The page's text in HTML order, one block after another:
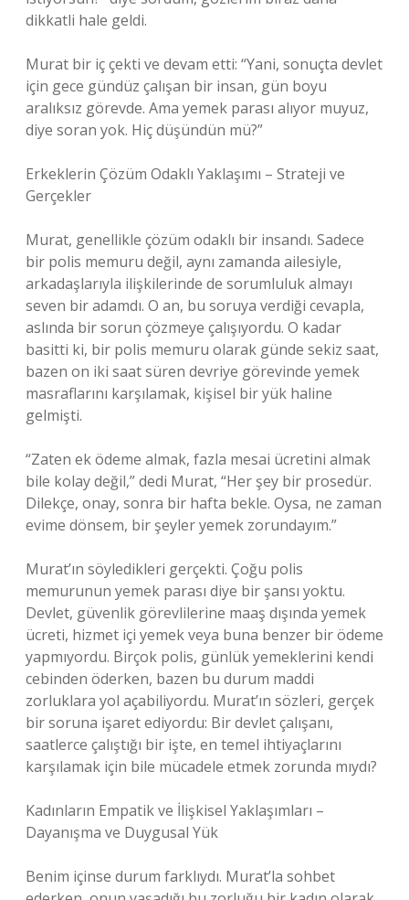
dikkatli hale geldi.
Murat bir iç çekti ve devam etti: “Yani, sonuçta devlet
için gece gündüz çalışan bir insan, gün boyu
aralıksız görevde. Ama yemek parası alıyor muyuz,
diye soran yok. Hiç düşündün mü?”
Erkeklerin Çözüm Odaklı Yaklaşımı – Strateji ve
Gerçekler
Murat, genellikle çözüm odaklı bir insandı. Sadece
bir polis memuru değil, aynı zamanda ailesiyle,
arkadaşlarıyla ilişkilerinde de sorumluluk almayı
seven bir adamdı. O an, bu soruya verdiği cevapla,
aslında bir sorun çözmeye çalışıyordu. O kadar
basitti ki, bir polis memuru olarak günde sekiz saat,
bazen on iki saat süren devriye görevinde yemek
masraflarını karşılamak, kişisel bir yük haline
gelmişti.
“Zaten ek ödeme almak, fazla mesai ücretini almak
bile kolay değil,” dedi Murat, “Her şey bir prosedür.
Dilekçe, onay, sonra bir hafta bekle. Oysa, ne zaman
evime dönsem, bir şeyler yemek zorundayım.”
Murat’ın söyledikleri gerçekti. Çoğu polis
memurunun yemek parası diye bir şansı yoktu.
Devlet, güvenlik görevlilerine maaş dışında yemek
ücreti, hizmet içi yemek veya buna benzer bir ödeme
yapmıyordu. Birçok polis, günlük yemeklerini kendi
cebinden öderken, bazen bu durum maddi
zorluklara yol açabiliyordu. Murat’ın sözleri, gerçek
bir soruna işaret ediyordu: Bir devlet çalışanı,
saatlerce çalıştığı bir işte, en temel ihtiyaçlarını
karşılamak için bile mücadele etmek zorunda mıydı?
Kadınların Empatik ve İlişkisel Yaklaşımları –
Dayanışma ve Duygusal Yük
Benim içinse durum farklıydı. Murat’la sohbet